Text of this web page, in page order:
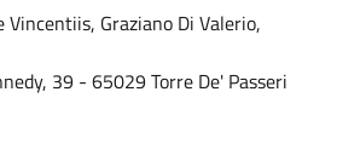
Vincentiis, Graziano Di Valerio,
39 - 65029 Torre De' Passeri